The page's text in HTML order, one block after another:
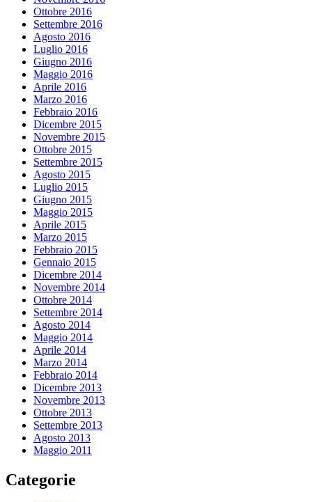
Ottobre 2016
Settembre 2016
Agosto 2016
Luglio 2016
Giugno 2016
Maggio 2016
Aprile 2016
Marzo 2016
Febbraio 2016
Dicembre 2015
Novembre 2015
Ottobre 2015
Settembre 2015
Agosto 2015
Luglio 2015
Giugno 2015
Maggio 2015
Aprile 2015
Marzo 2015
Febbraio 2015
Gennaio 2015
Dicembre 2014
Novembre 2014
Ottobre 2014
Settembre 2014
Agosto 2014
Maggio 2014
Aprile 2014
Marzo 2014
Febbraio 2014
Dicembre 2013
Novembre 2013
Ottobre 2013
Settembre 2013
Agosto 2013
Maggio 2011
Categorie